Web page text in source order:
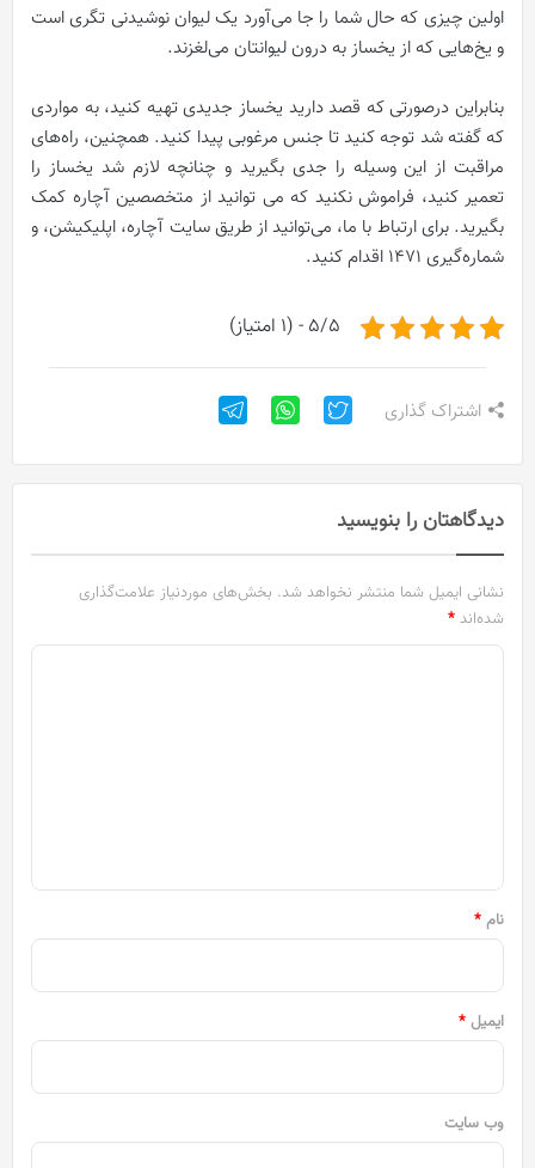
اولین چیزی که حال شما را جا می‌آورد یک لیوان نوشیدنی تگری است
و یخ‌هایی که از یخساز به درون لیوانتان می‌لغزند.
بنابراین درصورتی که قصد دارید یخساز جدیدی تهیه کنید، به مواردی
که گفته شد توجه کنید تا جنس مرغوبی پیدا کنید. همچنین، راه‌های
مراقبت از این وسیله را جدی بگیرید و چنانچه لازم شد یخساز را
تعمیر کنید، فراموش نکنید که می توانید از متخصصین آچاره کمک
بگیرید. برای ارتباط با ما، می‌توانید از طریق سایت آچاره، اپلیکیشن، و
شماره‌گیری ۱۴۷۱ اقدام کنید.
5/5 - (1 امتیاز)
اشتراک گذاری
دیدگاهتان را بنویسید
نشانی ایمیل شما منتشر نخواهد شد. بخش‌های موردنیاز علامت‌گذاری
شده‌اند *
نام *
ایمیل *
وب‌ سایت